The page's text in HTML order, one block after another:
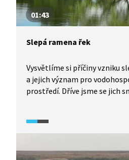
01:43
Slepá ramena řek
Vysvětlíme si příčiny vzniku
a jejich význam pro
prostředí. Dříve jsme se jich